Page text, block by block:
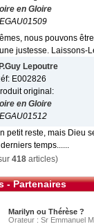
en Gloire
nous pouvons
justesse. Laissons-
P.Guy Lepoutre
E002826
original:
en Gloire
petit reste, mais Dieu
temps......
418 articles)
- Partenaires
Marilyn ou Thérèse ?
Orateur : Sr Emmanuel